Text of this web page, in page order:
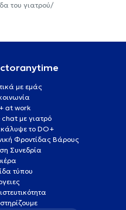
του γιατρού/
με εμάς
at work
chat με γιατρό
το DO+
Φροντίδας Βάρους
Συνεδρία
τύπου